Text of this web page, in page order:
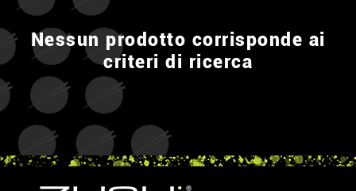
Nessun prodotto corrisponde ai
criteri di ricerca